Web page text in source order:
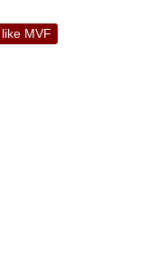
I like MVF